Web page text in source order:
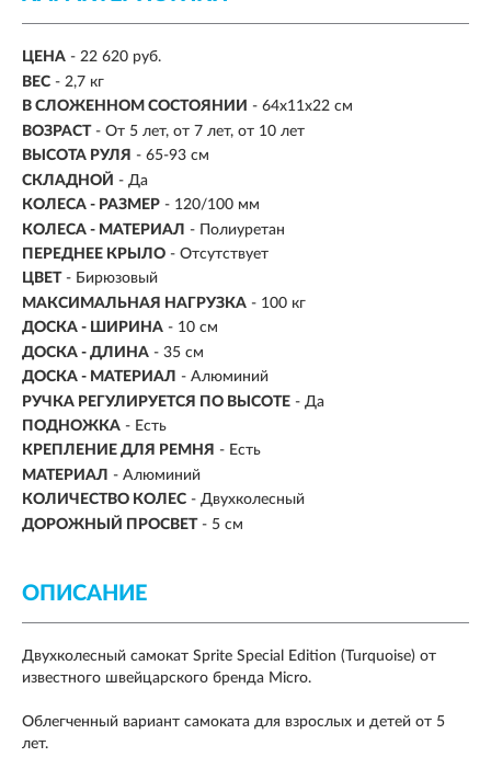
ЦЕНА - 22 620 руб.
ВЕС - 2,7 кг
В СЛОЖЕННОМ СОСТОЯНИИ - 64x11x22 см
ВОЗРАСТ - От 5 лет, от 7 лет, от 10 лет
ВЫСОТА РУЛЯ - 65-93 см
СКЛАДНОЙ - Да
КОЛЕСА - РАЗМЕР - 120/100 мм
КОЛЕСА - МАТЕРИАЛ - Полиуретан
ПЕРЕДНЕЕ КРЫЛО - Отсутствует
ЦВЕТ - Бирюзовый
МАКСИМАЛЬНАЯ НАГРУЗКА - 100 кг
ДОСКА - ШИРИНА - 10 см
ДОСКА - ДЛИНА - 35 см
ДОСКА - МАТЕРИАЛ - Алюминий
РУЧКА РЕГУЛИРУЕТСЯ ПО ВЫСОТЕ - Да
ПОДНОЖКА - Есть
КРЕПЛЕНИЕ ДЛЯ РЕМНЯ - Есть
МАТЕРИАЛ - Алюминий
КОЛИЧЕСТВО КОЛЕС - Двухколесный
ДОРОЖНЫЙ ПРОСВЕТ - 5 см
ОПИСАНИЕ
Двухколесный самокат Sprite Special Edition (Turquoise) от
известного швейцарского бренда Micro.
Облегченный вариант самоката для взрослых и детей от 5
лет.